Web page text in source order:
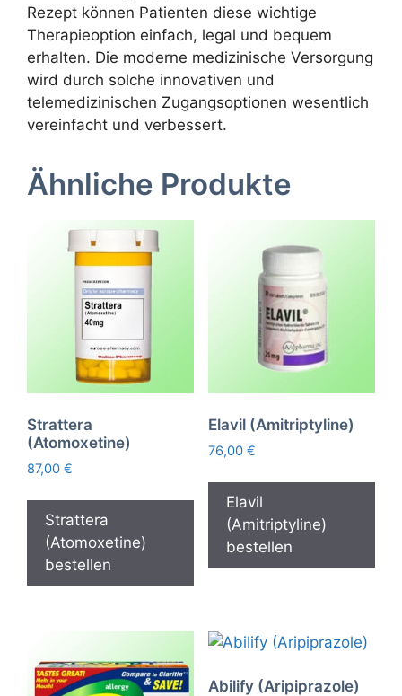
Rezept können Patienten diese wichtige
Therapieoption einfach, legal und bequem
erhalten. Die moderne medizinische Versorgung
wird durch solche innovativen und
telemedizinischen Zugangsoptionen wesentlich
vereinfacht und verbessert.
Ähnliche Produkte
Strattera
(Atomoxetine)
87,00 €
Strattera
(Atomoxetine)
bestellen
Elavil (Amitriptyline)
76,00 €
Elavil
(Amitriptyline)
bestellen
Abilify (Aripiprazole)